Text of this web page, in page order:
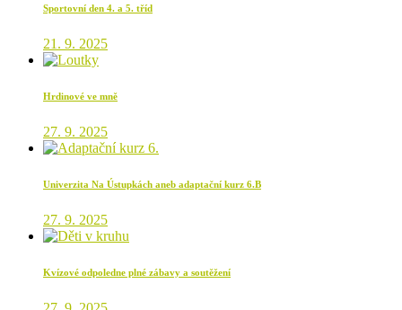
Sportovní den 4. a 5. tříd
21. 9. 2025
Hrdinové ve mně
27. 9. 2025
Univerzita Na Ústupkách aneb adaptační kurz 6.B
27. 9. 2025
Kvízové odpoledne plné zábavy a soutěžení